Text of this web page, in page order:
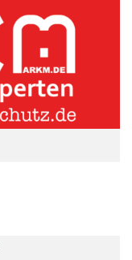
für eines der
aus dem nicht nur
Getränke
viele weitere